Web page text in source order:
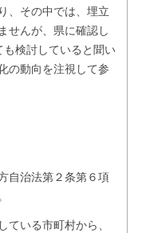
、その中では、埋立
せんが、県に確認し
検討していると聞い
の動向を注視して参
自治法第２条第６項
いる市町村から、